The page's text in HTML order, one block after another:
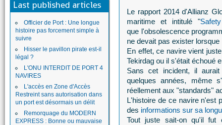
Last published articles
Officier de Port : Une longue
histoire pas forcement simple à
suivre
Hisser le pavillon pirate est-il
légal ?
L'ONU INTERDIT DE PORT 4
NAVIRES
L'accès en Zone d'Accès
Restreint sans autorisation dans
un port est désormais un délit
Remorquage du MODERN
EXPRESS : Bonne ou mauvaise
Le rapport 2014 d'Allianz
maritime et intitulé "
que l'obsolescence
ne devait pas exister
En effet, ce navire vient
Tekirdag ou il s'était échoué
Sans cet incident, il
quelques années, même
réellement aux "standards"
L'histoire de ce navire n'est
des informations sur sa
Tout juste sait-on qu'il fut